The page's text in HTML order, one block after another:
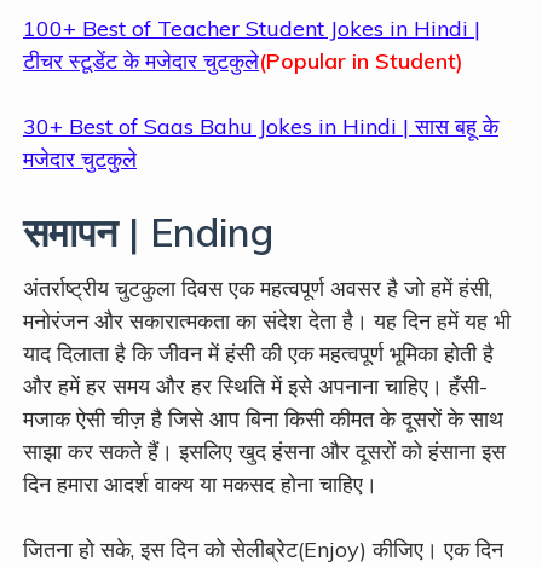
100+ Best of Teacher Student Jokes in Hindi |
टीचर स्टूडेंट के मजेदार चुटकुले(Popular in Student)
30+ Best of Saas Bahu Jokes in Hindi | सास बहू के
मजेदार चुटकुले
समापन | Ending
अंतर्राष्ट्रीय चुटकुला दिवस एक महत्वपूर्ण अवसर है जो हमें हंसी,
मनोरंजन और सकारात्मकता का संदेश देता है। यह दिन हमें यह भी
याद दिलाता है कि जीवन में हंसी की एक महत्वपूर्ण भूमिका होती है
और हमें हर समय और हर स्थिति में इसे अपनाना चाहिए। हँसी-
मजाक ऐसी चीज़ है जिसे आप बिना किसी कीमत के दूसरों के साथ
साझा कर सकते हैं। इसलिए खुद हंसना और दूसरों को हंसाना इस
दिन हमारा आदर्श वाक्य या मकसद होना चाहिए।
जितना हो सके, इस दिन को सेलीब्रेट(Enjoy) कीजिए। एक दिन